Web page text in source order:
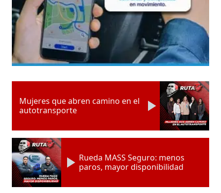
Mujeres que abren camino en el
autotransporte
Rueda MASS Seguro: menos
paros, mayor disponibilidad